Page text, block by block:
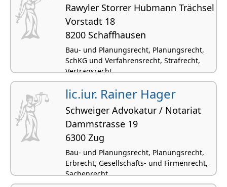
Rawyler Storrer Hubmann Trächsel
Vorstadt 18
8200 Schaffhausen
Bau- und Planungsrecht, Planungsrecht,
SchKG und Verfahrensrecht, Strafrecht,
Vertragsrecht
lic.iur. Rainer Hager
Schweiger Advokatur / Notariat
Dammstrasse 19
6300 Zug
Bau- und Planungsrecht, Planungsrecht,
Erbrecht, Gesellschafts- und Firmenrecht,
Sachenrecht